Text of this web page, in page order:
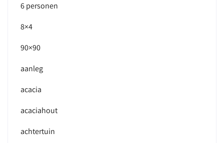
6 personen
8×4
90×90
aanleg
acacia
acaciahout
achtertuin